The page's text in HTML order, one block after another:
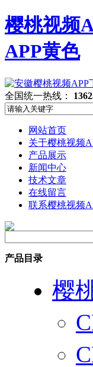
樱桃视频
APP黄色
全国统一热线：
网站首页
关于樱桃视频
产品展示
新闻中心
技术文章
在线留言
联系樱桃视频
产品目录
樱